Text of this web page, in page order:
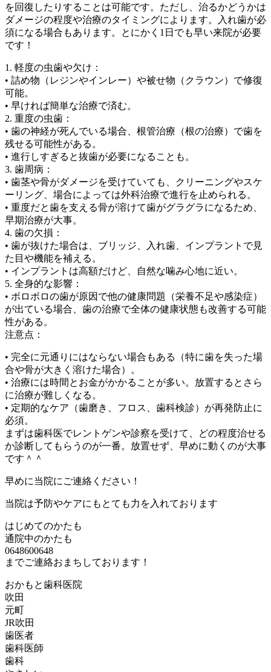
を回復したりすることは可能です。ただし、治るかどうかは
ダメージの程度や治療のタイミングによります。入れ歯が必
須になる場合もあります。とにかく1日でも早い来院が必要
です！
1. 軽度の虫歯や欠け：
• 詰め物（レジンやインレー）や被せ物（クラウン）で修復
可能。
• 早ければ簡単な治療で済む。
2. 重度の虫歯：
• 歯の神経が死んでいる場合、根管治療（根の治療）で歯を
残せる可能性がある。
• 進行しすぎると抜歯が必要になることも。
3. 歯周病：
• 歯茎や骨がダメージを受けていても、クリーニングやスケ
ーリング、場合によっては外科治療で進行を止められる。
• 重度だと歯を支える骨が溶けて歯がグラグラになるため、
早期治療が大事。
4. 歯の欠損：
• 歯が抜けた場合は、ブリッジ、入れ歯、インプラントで見
た目や機能を補える。
• インプラントは高額だけど、自然な噛み心地に近い。
5. 全身的な影響：
• ボロボロの歯が原因で他の健康問題（栄養不足や感染症）
が出ている場合、歯の治療で全体の健康状態も改善する可能
性がある。
注意点：
• 完全に元通りにはならない場合もある（特に歯を失った場
合や骨が大きく溶けた場合）。
• 治療には時間とお金がかかることが多い。放置するとさら
に治療が難しくなる。
• 定期的なケア（歯磨き、フロス、歯科検診）が再発防止に
必須。
まずは歯科医でレントゲンや診察を受けて、どの程度治せる
か診断してもらうのが一番。放置せず、早めに動くのが大事
です＾＾
早めに当院にご連絡ください！
当院は予防やケアにもとても力を入れております
はじめてのかたも
通院中のかたも
0648600648
までご連絡おまちしております！
おかもと歯科医院
吹田
元町
JR吹田
歯医者
歯科医師
歯科